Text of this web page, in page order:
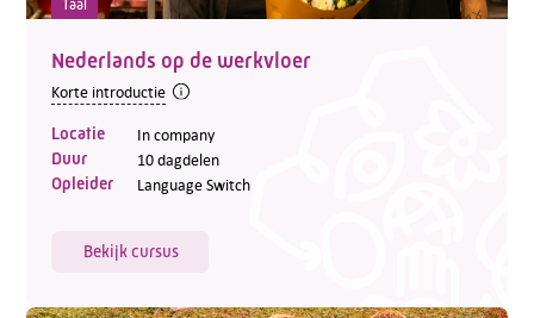
Telefoon:
088 - 329 20 70
E-mail:
Adviesgesprek
Contactformulier
Taal
Nederlands op de werkvloer
Korte introductie
Locatie In company
Duur 10 dagdelen
Opleider Language Switch
Bekijk cursus